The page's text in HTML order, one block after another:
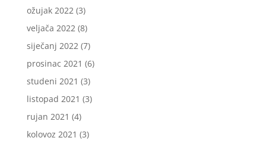
ožujak 2022(3)
veljača 2022(8)
siječanj 2022(7)
prosinac 2021 (6)
studeni 2021 (3)
listopad 2021 (3)
rujan 2021 (4)
kolovoz 2021 (3)